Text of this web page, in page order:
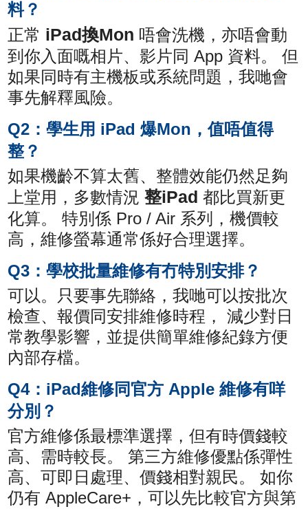
料？
正常 iPad換Mon 唔會洗機，亦唔會動
到你入面嘅相片、影片同 App 資料。 但
如果同時有主機板或系統問題，我哋會
事先解釋風險。
Q2：學生用 iPad 爆Mon，值唔值得
整？
如果機齡不算太舊、整體效能仍然足夠
上堂用，多數情況整iPad 都比買新更
化算。 特別係 Pro / Air 系列，機價較
高，維修螢幕通常係好合理選擇。
Q3：學校批量維修有冇特別安排？
可以。只要事先聯絡，我哋可以按批次
檢查、報價同安排維修時程， 減少對日
常教學影響，並提供簡單維修紀錄方便
內部存檔。
Q4：iPad維修同官方 Apple 維修有咩
分別？
官方維修係最標準選擇，但有時價錢較
高、需時較長。 第三方維修優點係彈性
高、可即日處理、價錢相對親民。 如你
仍有 AppleCare+，可以先比較官方與第